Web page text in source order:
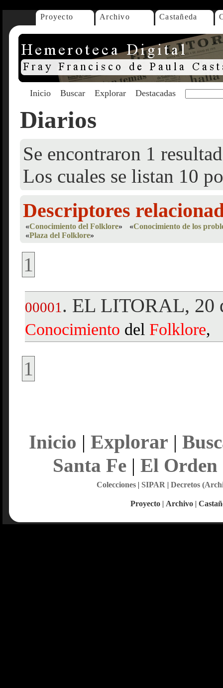
Proyecto Archivo Castañeda
Inicio Buscar Explorar Destacadas
Diarios
Se encontraron 1
Los cuales se listan 10
Descriptores
«Conocimiento del Folklore» «Conocimiento de los
«Plaza del Folklore»
1
00001 . EL LITORAL, 20
Conocimiento del Folklore,
1
Inicio | Explorar |
Santa Fe| El Orden
Colecciones| SIPAR | Decretos
Proyecto | Archivo |